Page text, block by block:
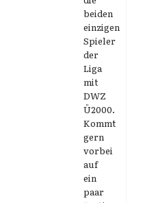
beiden
einzigen
Spieler
der
Liga
mit
DWZ
Ü2000.
Kommt
gern
vorbei
auf
ein
paar